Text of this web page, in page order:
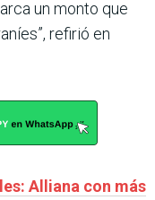
un monto que
refirió en
Alliana con más